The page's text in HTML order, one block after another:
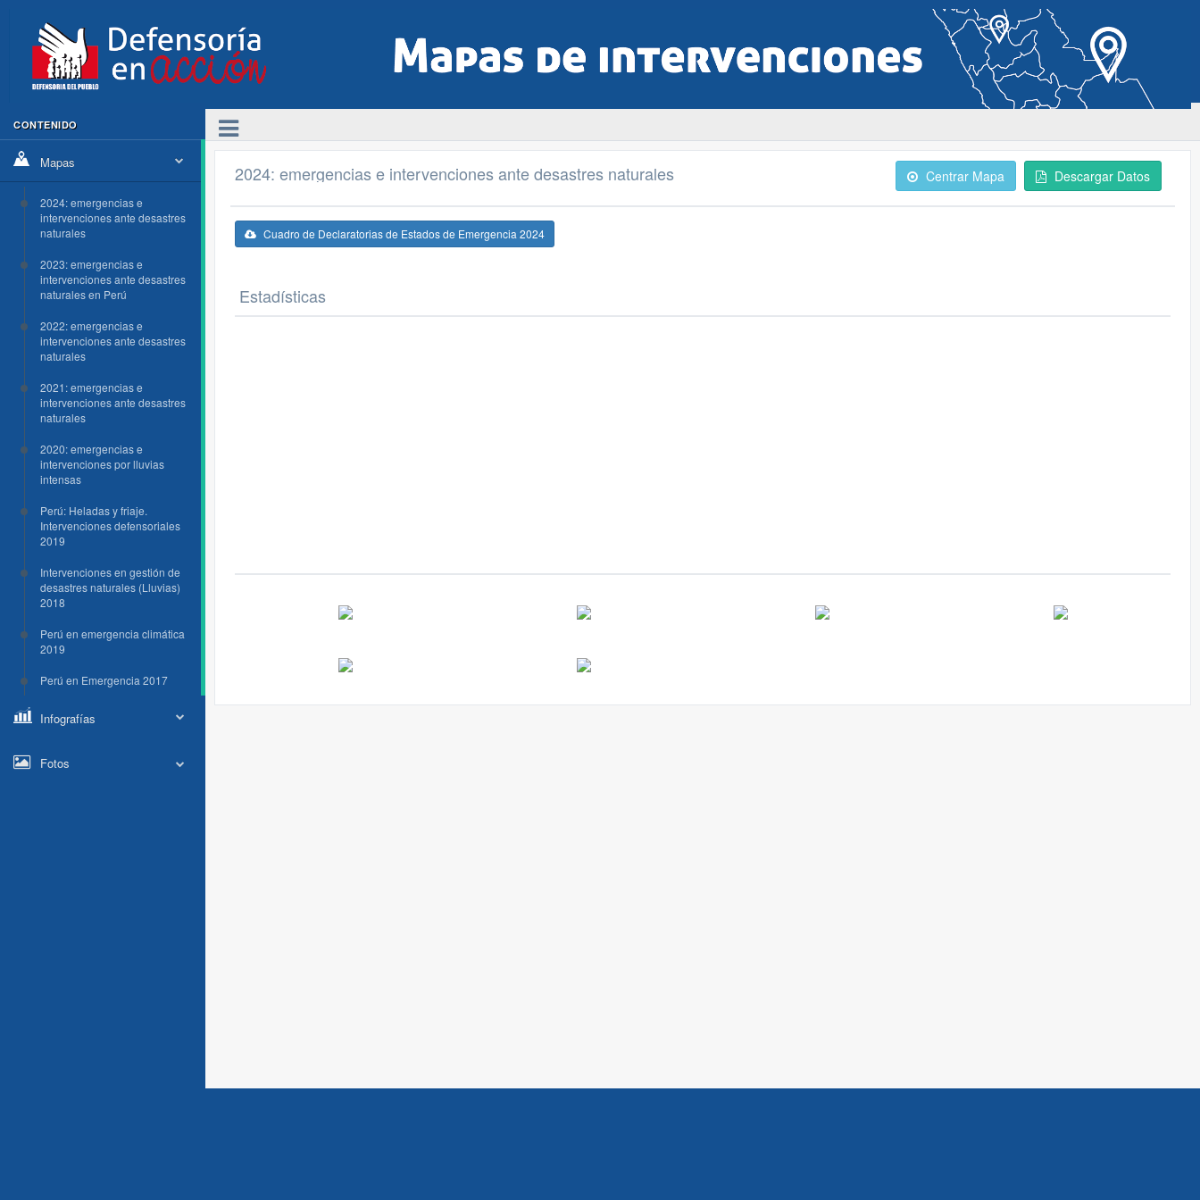
CONTENIDO
Mapas
2024: emergencias e
intervenciones ante desastres
naturales
2023: emergencias e
intervenciones ante desastres
naturales en Perú
2022: emergencias e
intervenciones ante desastres
naturales
2021: emergencias e
intervenciones ante desastres
naturales
2020: emergencias e
intervenciones por lluvias
intensas
Perú: Heladas y friaje.
Intervenciones defensoriales
2019
Intervenciones en gestión de
desastres naturales (Lluvias)
2018
Perú en emergencia climática
2019
Perú en Emergencia 2017
Infografías
Fotos
2024: emergencias e intervenciones ante desastres naturales Centrar Mapa Descargar Datos
Cuadro de Declaratorias de Estados de Emergencia 2024
Estadísticas